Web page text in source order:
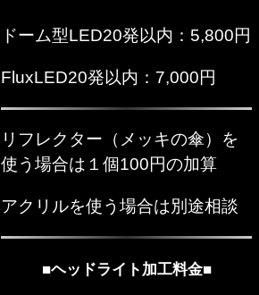
ドーム型LED20発以内：5,800円
FluxLED20発以内：7,000円
リフレクター（メッキの傘）を
使う場合は１個100円の加算
アクリルを使う場合は別途相談
■ヘッドライト加工料金■